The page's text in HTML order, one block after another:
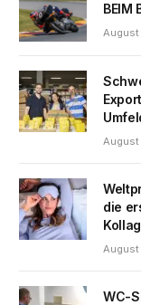
BEIM
die
WC-